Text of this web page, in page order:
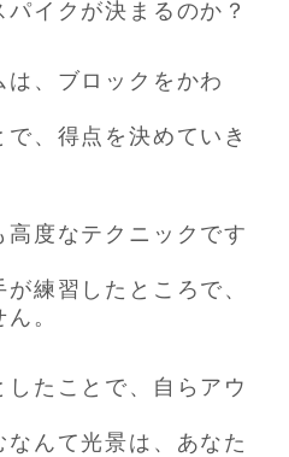
イクが決まるのか？
、ブロックをかわ
、得点を決めていき
高度なテクニックです
練習したところで、
。
たことで、自らアウ
んて光景は、あなた